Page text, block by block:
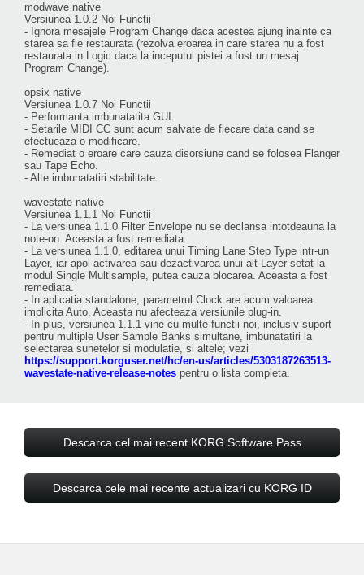
modwave native
Versiunea 1.0.2 Noi Functii
- Ignora mesajele Program Change daca acestea ajung inainte ca
starea sa fie restaurata (rezolva eroarea in care starea nu a fost
restaurata in Logic daca la inceputul pistei a fost un mesaj
Program Change).
opsix native
Versiunea 1.0.7 Noi Functii
- Performanta imbunatatita GUI.
- Setarile MIDI CC sunt acum salvate de fiecare data cand se
efectueaza o modificare.
- Remediat o eroare care cauza disorsiune cand se folosea Flanger
sau Tape Echo.
- Alte imbunatatiri stabilitate.
wavestate native
Versiunea 1.1.1 Noi Functii
- La versiunea 1.1.0 Filter Envelope nu se declansa intotdeauna la
note-on. Aceasta a fost remediata.
- La versiunea 1.1.0, editarea unui Timing Lane Step Type intr-un
Layer, iar apoi activarea sau dezactivarea unui alt Layer setat la
modul Single Multisample, putea cauza blocarea. Aceasta a fost
remediata.
- In aplicatia standalone, parametrul Clock are acum valoarea
implicita Auto. Aceasta nu afecteaza versiunile plug-in.
- In plus, versiunea 1.1.1 vine cu multe functii noi, inclusiv suport
pentru multiple User Sample Banks simultane, imbunatatiri la
selectarea sunetelor si modulatie, si altele; vezi
https://support.korguser.net/hc/en-us/articles/5303187263513-
wavestate-native-release-notes pentru o lista completa.
Descarca cel mai recent KORG Software Pass
Descarca cele mai recente actualizari cu KORG ID